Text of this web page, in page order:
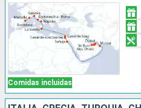
Comidas incluidas